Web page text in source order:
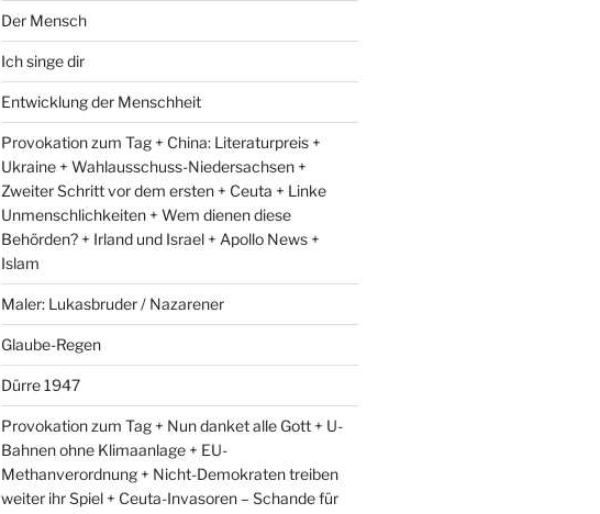
Der Mensch
Ich singe dir
Entwicklung der Menschheit
Provokation zum Tag + China: Literaturpreis +
Ukraine + Wahlausschuss-Niedersachsen +
Zweiter Schritt vor dem ersten + Ceuta + Linke
Unmenschlichkeiten + Wem dienen diese
Behörden? + Irland und Israel + Apollo News +
Islam
Maler: Lukasbruder / Nazarener
Glaube-Regen
Dürre 1947
Provokation zum Tag + Nun danket alle Gott + U-
Bahnen ohne Klimaanlage + EU-
Methanverordnung + Nicht-Demokraten treiben
weiter ihr Spiel + Ceuta-Invasoren – Schande für